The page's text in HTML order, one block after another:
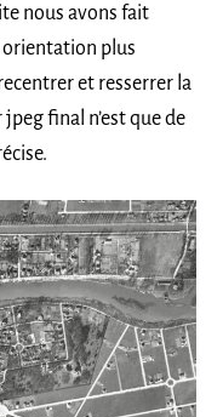
nous avons fait
orientation plus
et resserrer la
final n’est que de